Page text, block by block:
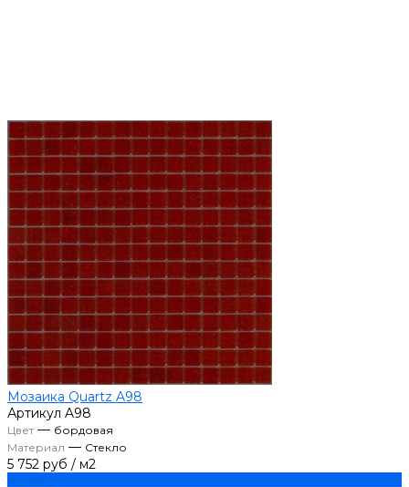
Мозаика Quartz A98
Артикул A98
Цвет— бордовая
Материал — Стекло
5 752 руб / м2